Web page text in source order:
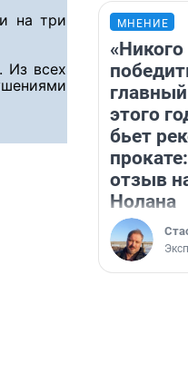
на три
Из всех
МНЕНИЕ
этого
бьет
отзыв
Нолана